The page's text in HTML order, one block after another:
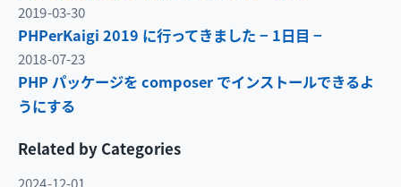
2019-03-30
PHPerKaigi 2019 に行ってきました − 1日目 −
2018-07-23
PHP パッケージを composer でインストールできるよ
うにする
Related by Categories
2024-12-01